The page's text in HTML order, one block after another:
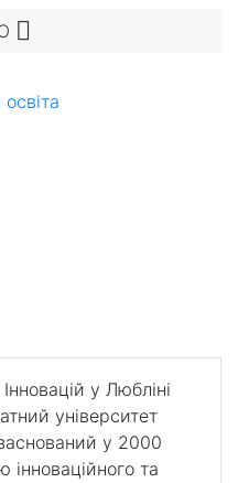
у Любліні
університет
у 2000
інноваційного та